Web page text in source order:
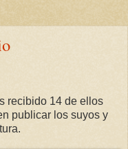
recibido 14 de ellos
publicar los suyos y